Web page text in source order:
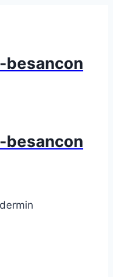
besancon
besancon